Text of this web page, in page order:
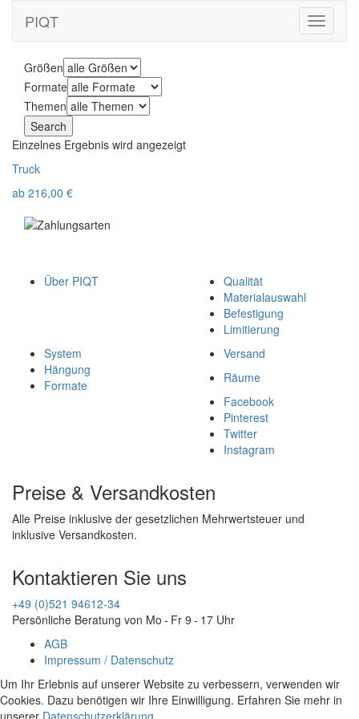
Toggle
PIQT
Größen
Formate
Themen
Einzelnes Ergebnis wird angezeigt
Truck
ab 216,00 €
Über PIQT
Qualität
Materialauswahl
Befestigung
Limitierung
System
Hängung
Formate
Versand
Räume
Facebook
Pinterest
Twitter
Instagram
Preise & Versandkosten
Alle Preise inklusive der gesetzlichen Mehrwertsteuer und
inklusive Versandkosten.
Kontaktieren Sie uns
+49 (0)521 94612-34
Persönliche Beratung von Mo - Fr 9 - 17 Uhr
AGB
Impressum / Datenschutz
Um Ihr Erlebnis auf unserer Website zu verbessern, verwenden wir
Cookies. Dazu benötigen wir Ihre Einwilligung. Erfahren Sie mehr in
unserer Datenschutzerklärung